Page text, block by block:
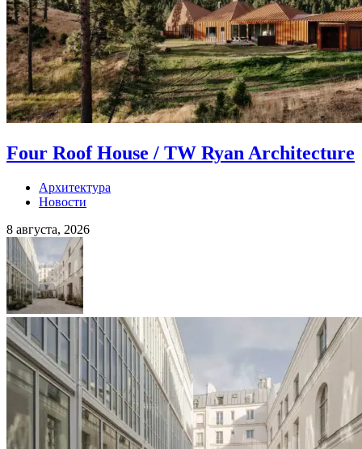
Four Roof House / TW Ryan Architecture
Архитектура
Новости
8 августа, 2026